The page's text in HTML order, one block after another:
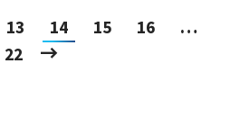
13 14 15 16
…
22